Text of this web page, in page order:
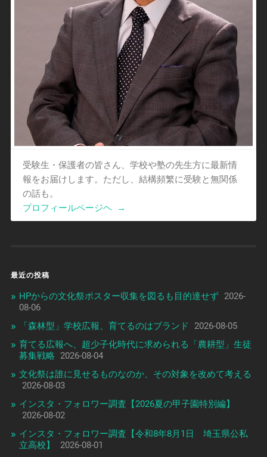
受験生・保護者の皆さん、学校や塾の先生方に最新情
報をお届けします。ただし、結構頻繁に受験と無関係
の話も。
プロフィールページヘ
→
最近の投稿
HPからの文化祭ポスター収集を図るも目的達せず 2026-
08-06
「森林型」学校広報、育てるのはブランド
2026-08-05
育てる広報へ、超少子化時代に求められる「農耕型」生徒
募集戦略
2026-08-04
文化祭は誰に見せるものなのか、その対象を改めて考える
2026-08-03
インスタ・フォロワー調査【2026夏の甲子園特別編】
2026-08-02
インスタ・フォロワー調査【令和8年8月1日 埼玉県公私
立高校】
2026-08-01